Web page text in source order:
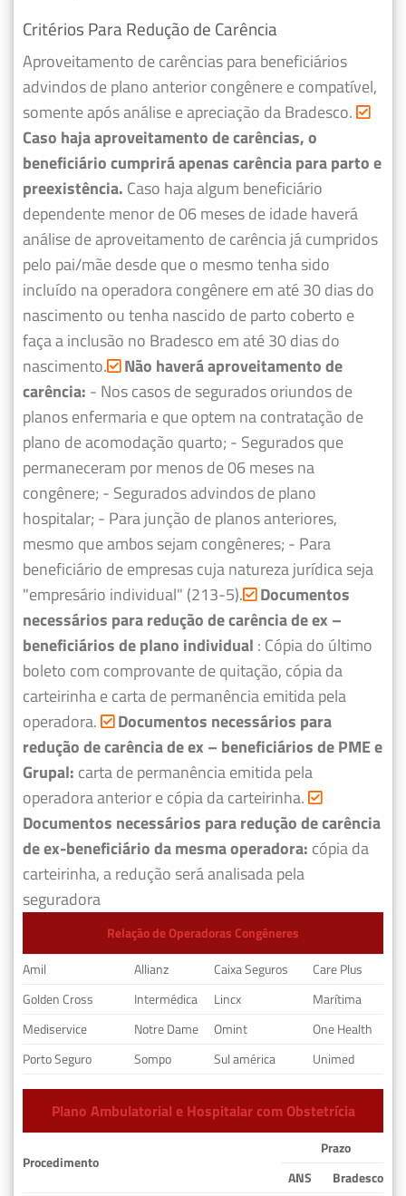
Critérios Para Redução de Carência
Aproveitamento de carências para beneficiários
advindos de plano anterior congênere e compatível,
somente após análise e apreciação da Bradesco.
Caso haja aproveitamento de carências, o
beneficiário cumprirá apenas carência para parto e
preexistência. Caso haja algum beneficiário
dependente menor de 06 meses de idade haverá
análise de aproveitamento de carência já cumpridos
pelo pai/mãe desde que o mesmo tenha sido
incluído na operadora congênere em até 30 dias do
nascimento ou tenha nascido de parto coberto e
faça a inclusão no Bradesco em até 30 dias do
nascimento. Não haverá aproveitamento de
carência: - Nos casos de segurados oriundos de
planos enfermaria e que optem na contratação de
plano de acomodação quarto; - Segurados que
permaneceram por menos de 06 meses na
congênere; - Segurados advindos de plano
hospitalar; - Para junção de planos anteriores,
mesmo que ambos sejam congêneres; - Para
beneficiário de empresas cuja natureza jurídica seja
"empresário individual" (213-5). Documentos
necessários para redução de carência de ex –
beneficiários de plano individual : Cópia do último
boleto com comprovante de quitação, cópia da
carteirinha e carta de permanência emitida pela
operadora.
Documentos necessários para
redução de carência de ex – beneficiários de PME e
Grupal: carta de permanência emitida pela
operadora anterior e cópia da carteirinha.
Documentos necessários para redução de carência
de ex-beneficiário da mesma operadora: cópia da
carteirinha, a redução será analisada pela
seguradora
Relação de Operadoras Congêneres
Amil
Allianz Caixa Seguros
Care Plus
Golden Cross
Intermédica Lincx
Marítima
Mediservice
Notre Dame Omint
One Health
Porto Seguro
Sompo Sul américa Unimed
Plano Ambulatorial e Hospitalar com Obstetrícia
Procedimento
Prazo
ANS
Bradesco